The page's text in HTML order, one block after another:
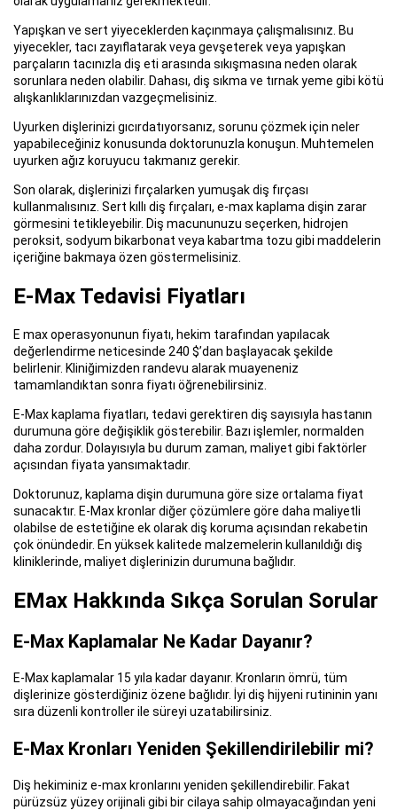
Yapışkan ve sert yiyeceklerden kaçınmaya çalışmalısınız. Bu
yiyecekler, tacı zayıflatarak veya gevşeterek veya yapışkan
parçaların tacınızla diş eti arasında sıkışmasına neden olarak
sorunlara neden olabilir. Dahası, diş sıkma ve tırnak yeme gibi kötü
alışkanlıklarınızdan vazgeçmelisiniz.
Uyurken dişlerinizi gıcırdatıyorsanız, sorunu çözmek için neler
yapabileceğiniz konusunda doktorunuzla konuşun. Muhtemelen
uyurken ağız koruyucu takmanız gerekir.
Son olarak, dişlerinizi fırçalarken yumuşak diş fırçası
kullanmalısınız. Sert kıllı diş fırçaları, e-max kaplama dişin zarar
görmesini tetikleyebilir. Diş macununuzu seçerken, hidrojen
peroksit, sodyum bikarbonat veya kabartma tozu gibi maddelerin
içeriğine bakmaya özen göstermelisiniz.
E-Max Tedavisi Fiyatları
E max operasyonunun fiyatı, hekim tarafından yapılacak
değerlendirme neticesinde 240 $’dan başlayacak şekilde
belirlenir. Kliniğimizden randevu alarak muayeneniz
tamamlandıktan sonra fiyatı öğrenebilirsiniz.
E-Max kaplama fiyatları, tedavi gerektiren diş sayısıyla hastanın
durumuna göre değişiklik gösterebilir. Bazı işlemler, normalden
daha zordur. Dolayısıyla bu durum zaman, maliyet gibi faktörler
açısından fiyata yansımaktadır.
Doktorunuz, kaplama dişin durumuna göre size ortalama fiyat
sunacaktır. E-Max kronlar diğer çözümlere göre daha maliyetli
olabilse de estetiğine ek olarak diş koruma açısından rekabetin
çok önündedir. En yüksek kalitede malzemelerin kullanıldığı diş
kliniklerinde, maliyet dişlerinizin durumuna bağlıdır.
EMax Hakkında Sıkça Sorulan Sorular
E-Max Kaplamalar Ne Kadar Dayanır?
E-Max kaplamalar 15 yıla kadar dayanır. Kronların ömrü, tüm
dişlerinize gösterdiğiniz özene bağlıdır. İyi diş hijyeni rutininin yanı
sıra düzenli kontroller ile süreyi uzatabilirsiniz.
E-Max Kronları Yeniden Şekillendirilebilir mi?
Diş hekiminiz e-max kronlarını yeniden şekillendirebilir. Fakat
pürüzsüz yüzey orijinali gibi bir cilaya sahip olmayacağından yeni